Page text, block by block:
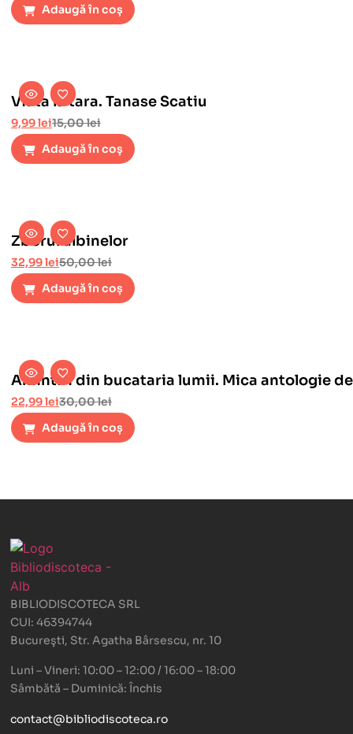
Adaugă în coș
Viata la tara. Tanase Scatiu
15,00lei
9,99lei
Adaugă în coș
Zborul albinelor
50,00lei
32,99lei
Adaugă în coș
Amintiri din bucataria lumii. Mica antologie
30,00lei
22,99lei
Adaugă în coș
BIBLIODISCOTECA SRL
CUI: 46394744
Bucureşti, Str. Agatha Bârsescu, nr. 10
Luni – Vineri: 10:00 – 12:00 / 16:00 – 18:00
Sâmbătă – Duminică: Închis
contact@bibliodiscoteca.ro